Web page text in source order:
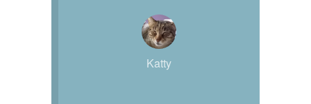
Katty